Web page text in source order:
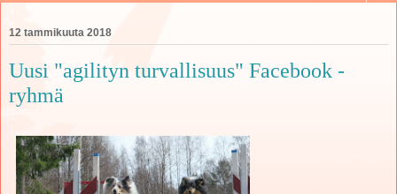
12 tammikuuta 2018
Uusi "agilityn turvallisuus" Facebook -
ryhmä